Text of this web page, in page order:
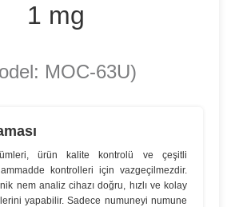
1 mg
MOC-63U)
ürün kalite kontrolü ve çeşitli
kontrolleri için vazgeçilmezdir.
nem analiz cihazı doğru, hızlı ve kolay
yapabilir. Sadece numuneyi numune